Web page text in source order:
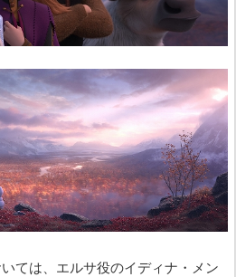
ては、エルサ役のイディナ・メン